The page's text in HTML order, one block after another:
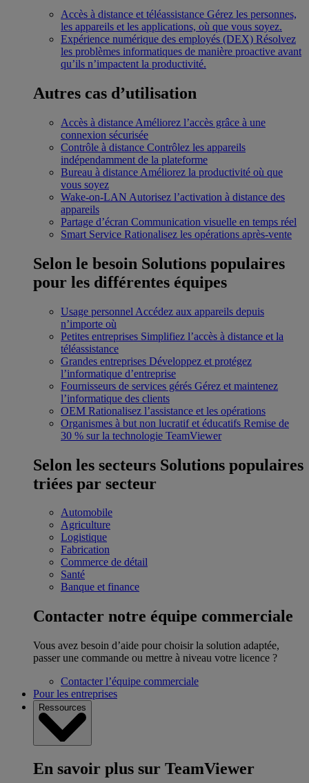
Accès à distance et téléassistance Gérez les personnes,
les appareils et les applications, où que vous soyez.
Expérience numérique des employés (DEX) Résolvez
les problèmes informatiques de manière proactive avant
qu’ils n’impactent la productivité.
Autres cas d’utilisation
Accès à distance Améliorez l’accès grâce à une
connexion sécurisée
Contrôle à distance Contrôlez les appareils
indépendamment de la plateforme
Bureau à distance Améliorez la productivité où que
vous soyez
Wake-on-LAN Autorisez l’activation à distance des
appareils
Partage d’écran Communication visuelle en temps réel
Smart Service Rationalisez les opérations après-vente
Selon le besoin Solutions populaires
pour les différentes équipes
Usage personnel Accédez aux appareils depuis
n’importe où
Petites entreprises Simplifiez l’accès à distance et la
téléassistance
Grandes entreprises Développez et protégez
l’informatique d’entreprise
Fournisseurs de services gérés Gérez et maintenez
l’informatique des clients
OEM Rationalisez l’assistance et les opérations
Organismes à but non lucratif et éducatifs Remise de
30 % sur la technologie TeamViewer
Selon les secteurs Solutions populaires
triées par secteur
Automobile
Agriculture
Logistique
Fabrication
Commerce de détail
Santé
Banque et finance
Contacter notre équipe commerciale
Vous avez besoin d’aide pour choisir la solution adaptée,
passer une commande ou mettre à niveau votre licence ?
Contacter l’équipe commerciale
Pour les entreprises
Ressources
En savoir plus sur TeamViewer